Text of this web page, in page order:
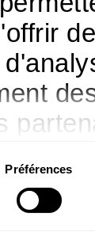
de
Préférences